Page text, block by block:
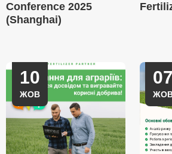
Conference 2025
(Shanghai)
10
ЖОВ
07